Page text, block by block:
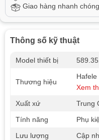
Giao hàng nhanh chóng.
Thông số kỹ thuật
Model thiết bị
Thương hiệu
Hafele
Xem
Xuất xứ
Trung
Tính năng
Phụ
Lưu lượng
Cập